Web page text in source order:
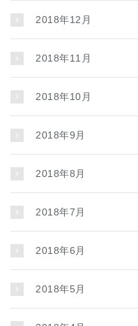
2018年12月
2018年11月
2018年10月
2018年9月
2018年8月
2018年7月
2018年6月
2018年5月